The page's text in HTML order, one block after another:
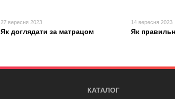
27 вересня 2023
Як доглядати за матрацом
14 вересня 2023
Як
КАТАЛОГ